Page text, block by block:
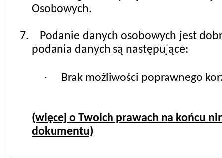
Osobowych.
7.
Podanie danych osobowych jest
podania danych są następujące:
· Brak możliwości poprawnego
(więcej o Twoich prawach na końcu
dokumentu)